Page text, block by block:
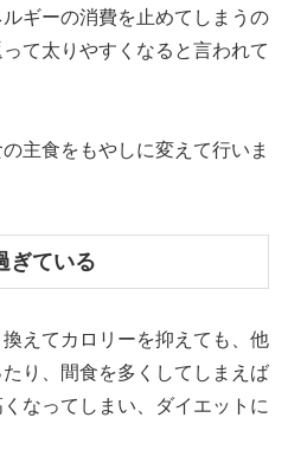
ギーの消費を止めてしまうの
て太りやすくなると言われて
主食をもやしに変えて行いま
ぎている
えてカロリーを抑えても、他
り、間食を多くしてしまえば
なってしまい、ダイエットに